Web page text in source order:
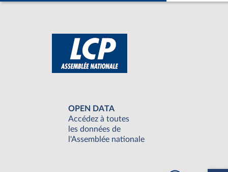
OPEN DATA
Accédez à toutes
les données de
l'Assemblée nationale